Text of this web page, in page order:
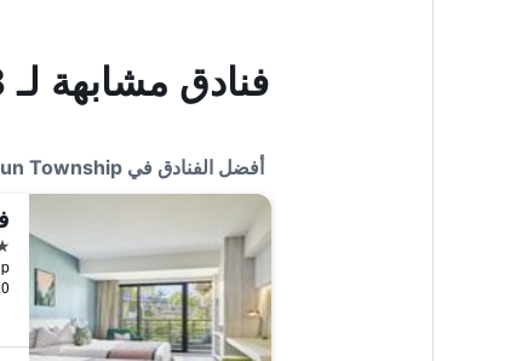
فنادق مشابهة لـ Check In B&B
أفضل الفنادق في Hengchun Township
5 نجوم
0.0